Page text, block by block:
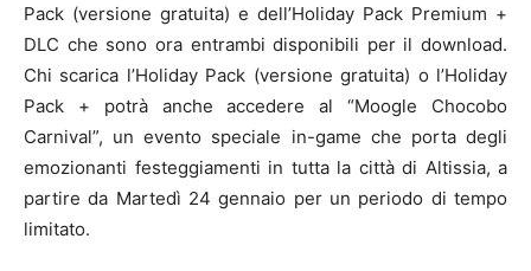
Pack (versione gratuita) e dell’Holiday Pack Premium +
DLC che sono ora entrambi disponibili per il download.
Chi scarica l’Holiday Pack (versione gratuita) o l’Holiday
Pack + potrà anche accedere al “Moogle Chocobo
Carnival”, un evento speciale in-game che porta degli
emozionanti festeggiamenti in tutta la città di Altissia, a
partire da Martedì 24 gennaio per un periodo di tempo
limitato.